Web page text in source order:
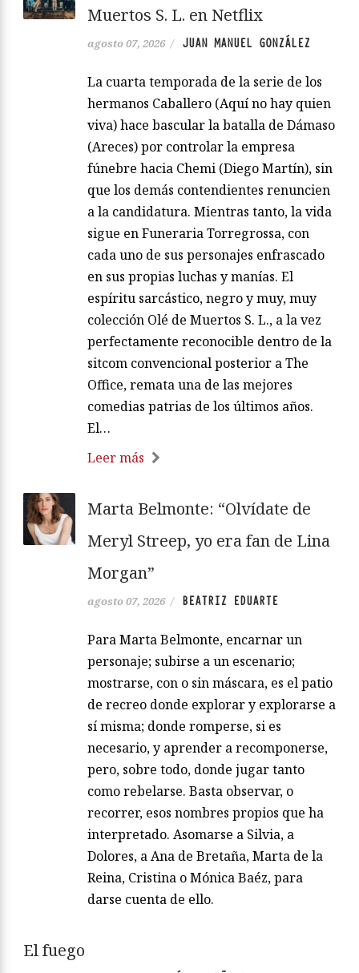
Muertos S. L. en Netflix
agosto 07, 2026 / JUAN MANUEL GONZÁLEZ
La cuarta temporada de la serie de los
hermanos Caballero (Aquí no hay quien
viva) hace bascular la batalla de Dámaso
(Areces) por controlar la empresa
fúnebre hacia Chemi (Diego Martín), sin
que los demás contendientes renuncien
a la candidatura. Mientras tanto, la vida
sigue en Funeraria Torregrossa, con
cada uno de sus personajes enfrascado
en sus propias luchas y manías. El
espíritu sarcástico, negro y muy, muy
colección Olé de Muertos S. L., a la vez
perfectamente reconocible dentro de la
sitcom convencional posterior a The
Office, remata una de las mejores
comedias patrias de los últimos años.
El…
Leer más
Marta Belmonte: “Olvídate de
Meryl Streep, yo era fan de Lina
Morgan”
agosto 07, 2026 / BEATRIZ EDUARTE
Para Marta Belmonte, encarnar un
personaje; subirse a un escenario;
mostrarse, con o sin máscara, es el patio
de recreo donde explorar y explorarse a
sí misma; donde romperse, si es
necesario, y aprender a recomponerse,
pero, sobre todo, donde jugar tanto
como rebelarse. Basta observar, o
recorrer, esos nombres propios que ha
interpretado. Asomarse a Silvia, a
Dolores, a Ana de Bretaña, Marta de la
Reina, Cristina o Mónica Baéz, para
darse cuenta de ello.
El fuego